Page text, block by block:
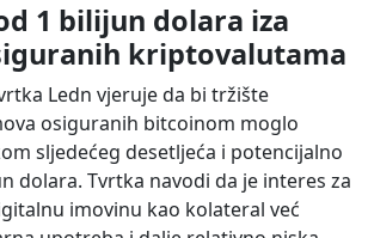
1 bilijun dolara iza
kriptovalutama
Ledn vjeruje da bi tržište
osiguranih bitcoinom moglo
sljedećeg desetljeća i potencijalno
dolara. Tvrtka navodi da je interes za
imovinu kao kolateral već